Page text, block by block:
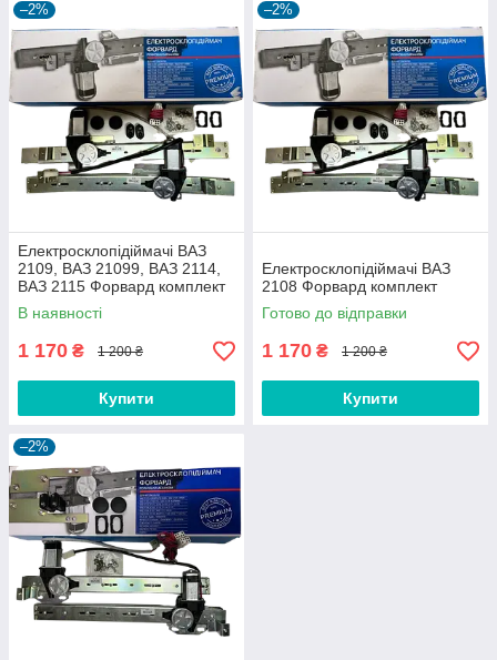
–2%
Електросклопідіймачі ВАЗ
2109, ВАЗ 21099, ВАЗ 2114,
ВАЗ 2115 Форвард комплект
В наявності
1 170 ₴ 1 200 ₴
Купити
–2%
Електросклопідіймачі ВАЗ
2108 Форвард комплект
Готово до відправки
1 170 ₴ 1 200 ₴
Купити
–2%